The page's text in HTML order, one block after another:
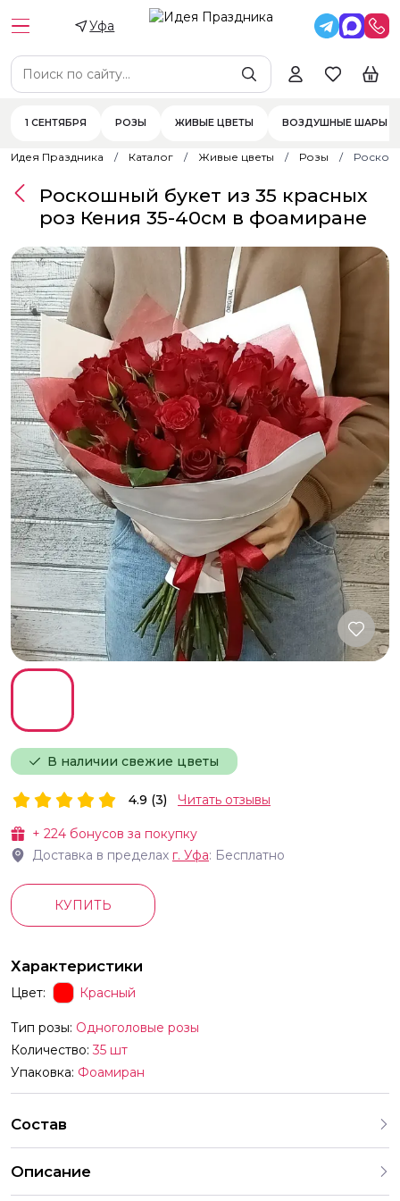
Уфа
1 СЕНТЯБРЯ РОЗЫ ЖИВЫЕ ЦВЕТЫ ВОЗДУШНЫЕ ШАРЫ
Идея Праздника Каталог Живые цветы Розы
В наличии свежие цветы
Роскошный букет из 35 красных
роз Кения 35-40см в фоамиране
+ 224 бонусов за покупку
Доставка в пределах г. Уфа: Бесплатно
4.9 (3) Читать отзывы
КУПИТЬ
Характеристики
Цвет: Красный
Тип розы: Одноголовые розы
Количество: 35 шт
Упаковка: Фоамиран
Состав
Описание